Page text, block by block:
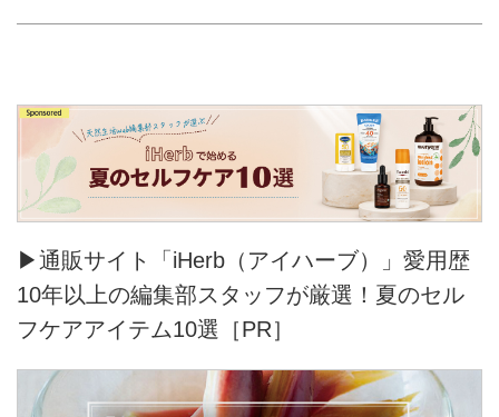
▶通販サイト「iHerb（アイハーブ）」愛用歴
10年以上の編集部スタッフが厳選！夏のセル
フケアアイテム10選［PR］